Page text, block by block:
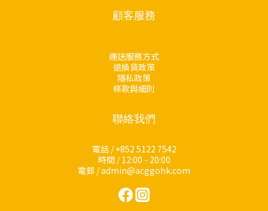
顧客服務
運送服務方式
退換貨政策
隱私政策
條款與細則
聯絡我們
電話 / +852 5122 7542
時間 / 12:00 - 20:00
電郵 / admin@acggohk.com